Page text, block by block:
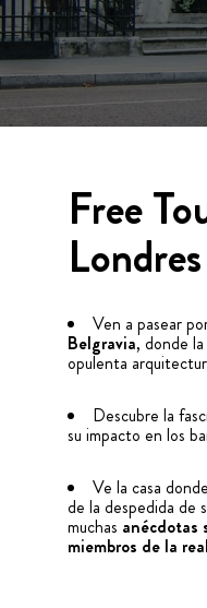
Free
Londres
Ven a pasear
Belgravia, donde
opulenta
Descubre la
su impacto en los
Ve la casa
de la despedida de
muchas anécdotas
miembros de la